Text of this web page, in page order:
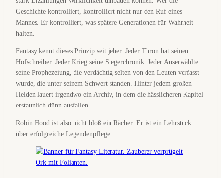
Geschichte kontrolliert, kontrolliert nicht nur den Ruf eines
Mannes. Er kontrolliert, was spätere Generationen für Wahrheit
halten.
Fantasy kennt dieses Prinzip seit jeher. Jeder Thron hat seinen
Hofschreiber. Jeder Krieg seine Siegerchronik. Jeder Auserwählte
seine Prophezeiung, die verdächtig selten von den Leuten verfasst
wurde, die unter seinem Schwert standen. Hinter jedem großen
Helden lauert irgendwo ein Archiv, in dem die hässlicheren Kapitel
erstaunlich dünn ausfallen.
Robin Hood ist also nicht bloß ein Rächer. Er ist ein Lehrstück
über erfolgreiche Legendenpflege.